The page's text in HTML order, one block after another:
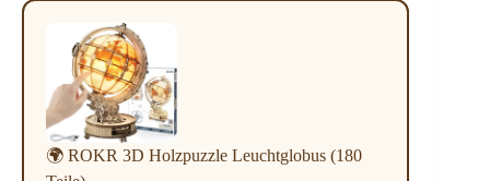
🌍 ROKR 3D Holzpuzzle Leuchtglobus (180